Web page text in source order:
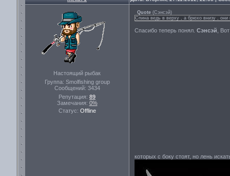
Настоящий рыбак
Группа: Smolfishing group
Сообщений: 3434
Репутация: 89
Замечания: 0%
Статус: Offline
Quote (Сэнсэй)
Спина ведь в верху , а брюхо внизу , они
Спасибо теперь понял. Сэнсэй ,
которых с боку стоят, но лень